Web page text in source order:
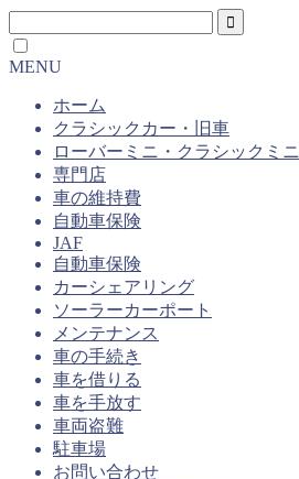
MENU
ホーム
クラシックカー・旧車
ローバーミニ・クラシックミニ
専門店
車の維持費
自動車保険
JAF
自動車保険
カーシェアリング
ソーラーカーポート
メンテナンス
車の手続き
車を借りる
車を手放す
車両盗難
駐車場
お問い合わせ